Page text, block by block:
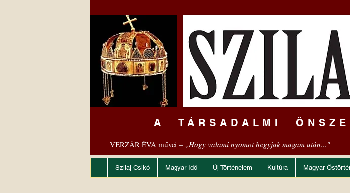
A TÁRSADALMI
VERZÁR ÉVA művei – „Hogy valami nyomot hagyjak magam után..."
Szilaj Csikó Magyar Idő Új Történelem Kultúra Magyar